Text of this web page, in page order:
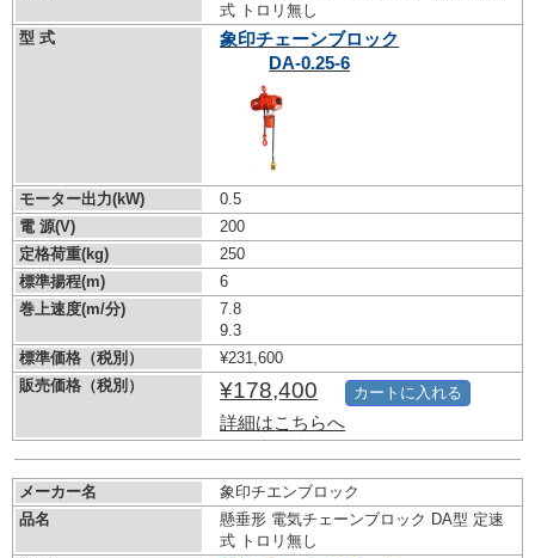
式 トロリ無し
型 式
象印チェーンブロック
DA-0.25-6
モーター出力(kW)
0.5
電 源(V)
200
定格荷重(kg)
250
標準揚程(m)
6
巻上速度(m/分)
7.8
9.3
標準価格（税別）
¥231,600
販売価格（税別）
¥178,400
詳細はこちらへ
カートに入れる
メーカー名
象印チエンブロック
品名
懸垂形 電気チェーンブロック DA型 定速
式 トロリ無し